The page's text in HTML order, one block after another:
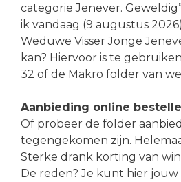
categorie Jenever.
ik vandaag (9 augustus
Weduwe Visser Jonge
kan? Hiervoor is te
32 of de Makro folder van
Aanbieding online
Of probeer de folder
tegengekomen zijn.
Sterke drank korting van
De reden? Je kunt hier jouw